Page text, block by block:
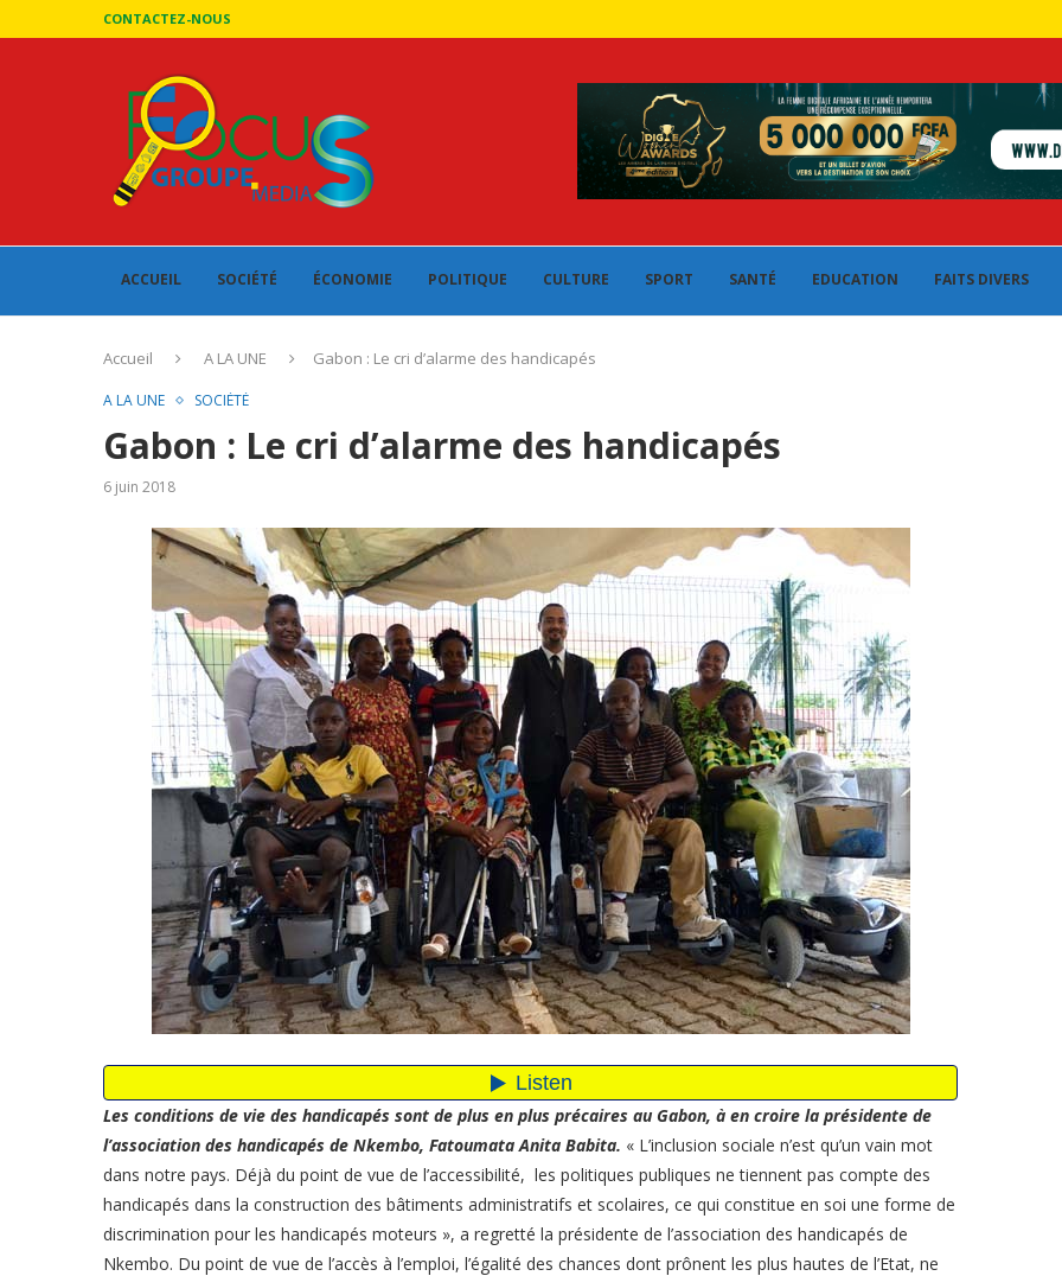
CONTACTEZ-NOUS
ACCUEIL SOCIÉTÉ ÉCONOMIE POLITIQUE CULTURE SPORT SANTÉ EDUCATION FAITS DIVERS
Accueil A LA UNE Gabon : Le cri d’alarme des handicapés
A LA UNE SOCIÉTÉ
Gabon : Le cri d’alarme des handicapés
6 juin 2018
Les conditions de vie des handicapés sont de plus en plus précaires au Gabon, à en croire la présidente de
l’association des handicapés de Nkembo, Fatoumata Anita Babita. « L’inclusion sociale n’est qu’un vain mot
dans notre pays. Déjà du point de vue de l’accessibilité, les politiques publiques ne tiennent pas compte des
handicapés dans la construction des bâtiments administratifs et scolaires, ce qui constitue en soi une forme de
discrimination pour les handicapés moteurs », a regretté la présidente de l’association des handicapés de
Nkembo. Du point de vue de l’accès à l’emploi, l’égalité des chances dont prônent les plus hautes de l’Etat, ne